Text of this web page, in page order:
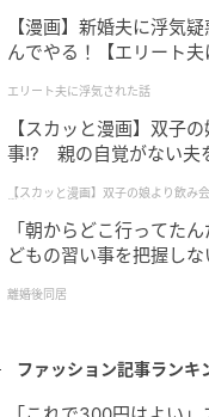
【漫画】新婚夫に浮気
んでやる！【エリート
エリート夫に浮気された話
【スカッと漫画】双子
事!? 親の自覚がない夫
【スカッと漫画】双子の娘より飲み
懲らしめた話
「朝からどこ行ってた
どもの習い事を把握しな
離婚後同居
ファッション記事ランキ